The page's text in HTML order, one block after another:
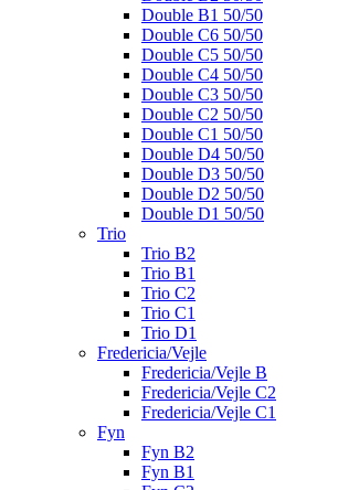
Double B1 50/50
Double C6 50/50
Double C5 50/50
Double C4 50/50
Double C3 50/50
Double C2 50/50
Double C1 50/50
Double D4 50/50
Double D3 50/50
Double D2 50/50
Double D1 50/50
Trio
Trio B2
Trio B1
Trio C2
Trio C1
Trio D1
Fredericia/Vejle
Fredericia/Vejle B
Fredericia/Vejle C2
Fredericia/Vejle C1
Fyn
Fyn B2
Fyn B1